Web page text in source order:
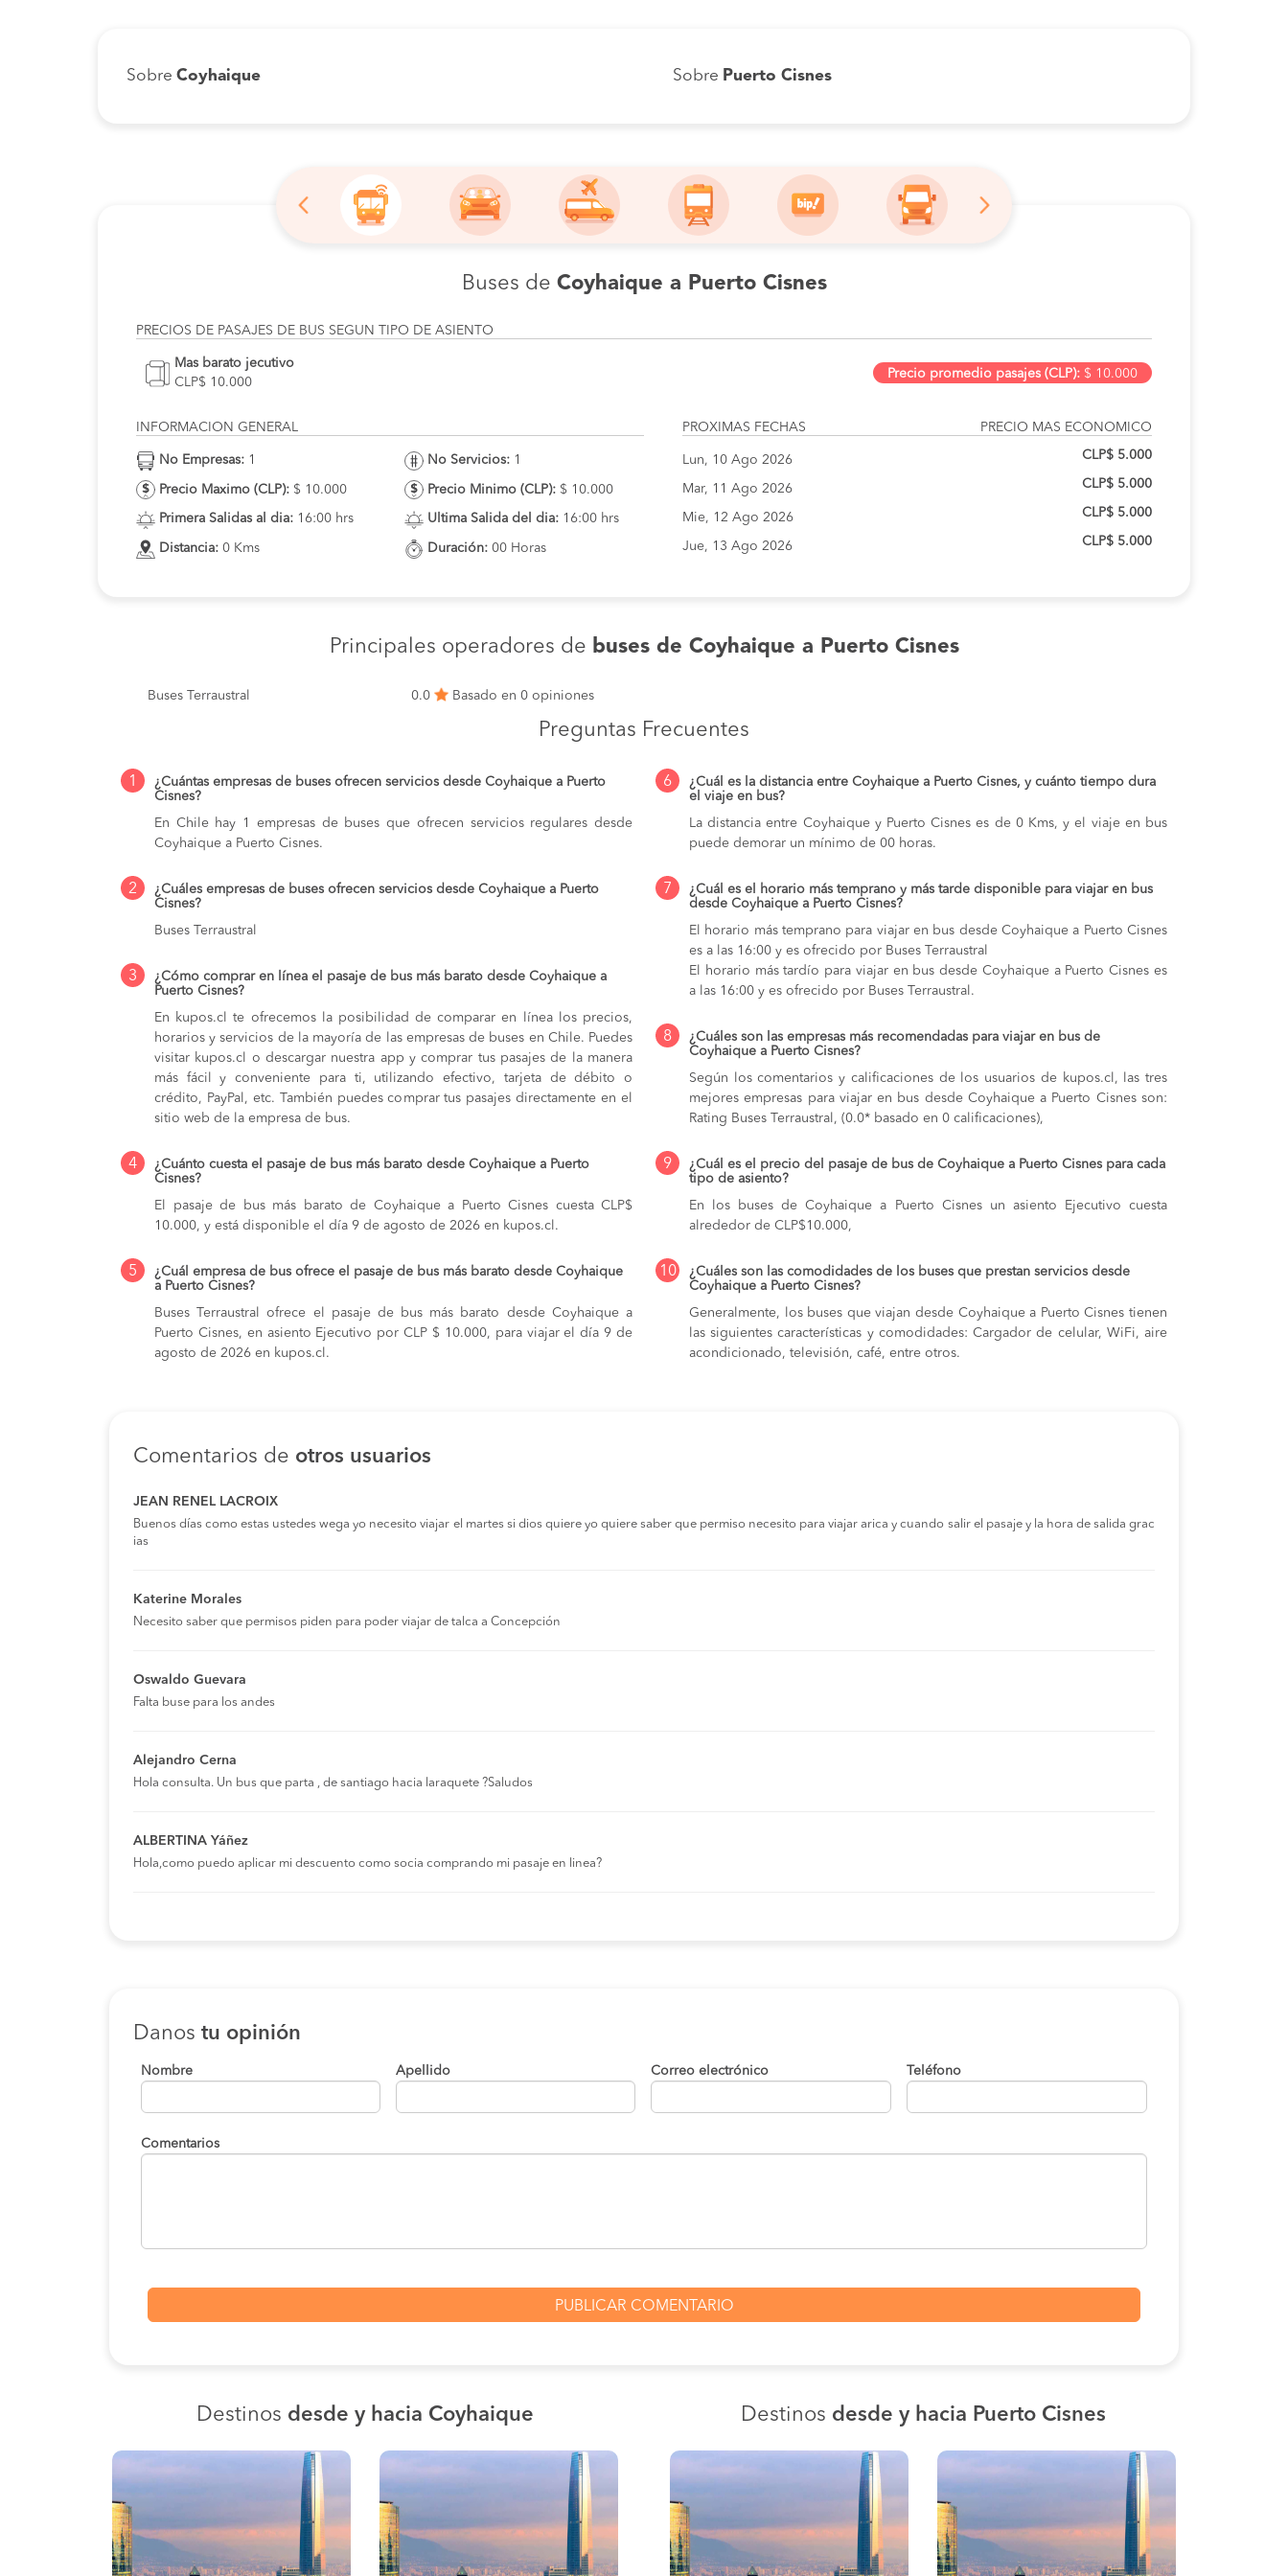
Sobre Coyhaique Sobre Puerto Cisnes
Buses de Coyhaique a Puerto Cisnes
PRECIOS DE PASAJES DE BUS SEGUN TIPO DE ASIENTO
Mas barato jecutivo
CLP$ 10.000
Precio promedio pasajes (CLP): $ 10.000
INFORMACION GENERAL
No Empresas: 1
Precio Maximo (CLP): $ 10.000
Primera Salidas al dia: 16:00 hrs
Distancia: 0 Kms
No Servicios: 1
Precio Minimo (CLP): $ 10.000
Ultima Salida del dia: 16:00 hrs
Duración: 00 Horas
PROXIMAS FECHAS PRECIO MAS ECONOMICO
Lun, 10 Ago 2026
Mar, 11 Ago 2026
Mie, 12 Ago 2026
Jue, 13 Ago 2026
CLP$ 5.000
CLP$ 5.000
CLP$ 5.000
CLP$ 5.000
Principales operadores de buses de Coyhaique a Puerto Cisnes
Buses Terraustral 0.0 Basado en 0 opiniones
Preguntas Frecuentes
1
¿Cuántas empresas de buses ofrecen servicios desde Coyhaique a Puerto
Cisnes?
En Chile hay 1 empresas de buses que ofrecen servicios regulares desde
Coyhaique a Puerto Cisnes.
2
¿Cuáles empresas de buses ofrecen servicios desde Coyhaique a Puerto
Cisnes?
Buses Terraustral
3
¿Cómo comprar en línea el pasaje de bus más barato desde Coyhaique a
Puerto Cisnes?
En kupos.cl te ofrecemos la posibilidad de comparar en línea los precios,
horarios y servicios de la mayoría de las empresas de buses en Chile. Puedes
visitar kupos.cl o descargar nuestra app y comprar tus pasajes de la manera
más fácil y conveniente para ti, utilizando efectivo, tarjeta de débito o
crédito, PayPal, etc. También puedes comprar tus pasajes directamente en el
sitio web de la empresa de bus.
4
¿Cuánto cuesta el pasaje de bus más barato desde Coyhaique a Puerto
Cisnes?
El pasaje de bus más barato de Coyhaique a Puerto Cisnes cuesta CLP$
10.000, y está disponible el día 9 de agosto de 2026 en kupos.cl.
5
¿Cuál empresa de bus ofrece el pasaje de bus más barato desde Coyhaique
a Puerto Cisnes?
Buses Terraustral ofrece el pasaje de bus más barato desde Coyhaique a
Puerto Cisnes, en asiento Ejecutivo por CLP $ 10.000, para viajar el día 9 de
agosto de 2026 en kupos.cl.
6
¿Cuál es la distancia entre Coyhaique a Puerto Cisnes, y cuánto tiempo dura
el viaje en bus?
La distancia entre Coyhaique y Puerto Cisnes es de 0 Kms, y el viaje en bus
puede demorar un mínimo de 00 horas.
7
¿Cuál es el horario más temprano y más tarde disponible para viajar en bus
desde Coyhaique a Puerto Cisnes?
El horario más temprano para viajar en bus desde Coyhaique a Puerto Cisnes
es a las 16:00 y es ofrecido por Buses Terraustral
El horario más tardío para viajar en bus desde Coyhaique a Puerto Cisnes es
a las 16:00 y es ofrecido por Buses Terraustral.
8
¿Cuáles son las empresas más recomendadas para viajar en bus de
Coyhaique a Puerto Cisnes?
Según los comentarios y calificaciones de los usuarios de kupos.cl, las tres
mejores empresas para viajar en bus desde Coyhaique a Puerto Cisnes son:
Rating Buses Terraustral, (0.0* basado en 0 calificaciones),
9
¿Cuál es el precio del pasaje de bus de Coyhaique a Puerto Cisnes para cada
tipo de asiento?
En los buses de Coyhaique a Puerto Cisnes un asiento Ejecutivo cuesta
alrededor de CLP$10.000,
10
¿Cuáles son las comodidades de los buses que prestan servicios desde
Coyhaique a Puerto Cisnes?
Generalmente, los buses que viajan desde Coyhaique a Puerto Cisnes tienen
las siguientes características y comodidades: Cargador de celular, WiFi, aire
acondicionado, televisión, café, entre otros.
Comentarios de otros usuarios
JEAN RENEL LACROIX
Buenos días como estas ustedes wega yo necesito viajar el martes si dios quiere yo quiere saber que permiso necesito para viajar arica y cuando salir el pasaje y la hora de salida grac
ias
Katerine Morales
Necesito saber que permisos piden para poder viajar de talca a Concepción
Oswaldo Guevara
Falta buse para los andes
Alejandro Cerna
Hola consulta. Un bus que parta , de santiago hacia laraquete ?Saludos
ALBERTINA Yáñez
Hola,como puedo aplicar mi descuento como socia comprando mi pasaje en linea?
Danos tu opinión
Nombre Apellido Correo electrónico Teléfono
Comentarios
Destinos desde y hacia Coyhaique Destinos desde y hacia Puerto Cisnes